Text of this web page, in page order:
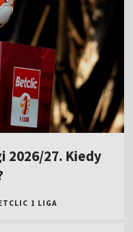
2026/27. Kiedy
1 LIGA